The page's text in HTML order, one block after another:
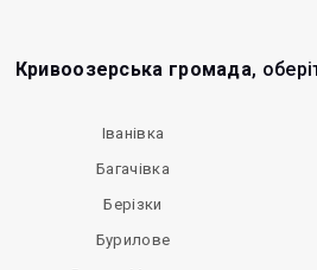
Кривоозерська громада,
Іванівка
Багачівка
Берізки
Бурилове